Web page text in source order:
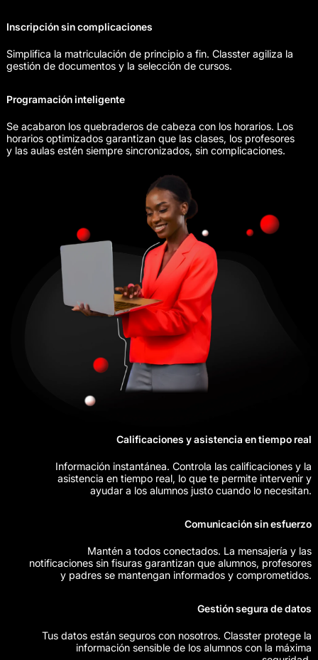
Inscripción sin complicaciones
Simplifica la matriculación de principio a fin. Classter agiliza la
gestión de documentos y la selección de cursos.
Programación inteligente
Se acabaron los quebraderos de cabeza con los horarios. Los
horarios optimizados garantizan que las clases, los profesores
y las aulas estén siempre sincronizados, sin complicaciones.
Calificaciones y asistencia en tiempo real
Información instantánea. Controla las calificaciones y la
asistencia en tiempo real, lo que te permite intervenir y
ayudar a los alumnos justo cuando lo necesitan.
Comunicación sin esfuerzo
Mantén a todos conectados. La mensajería y las
notificaciones sin fisuras garantizan que alumnos, profesores
y padres se mantengan informados y comprometidos.
Gestión segura de datos
Tus datos están seguros con nosotros. Classter protege la
información sensible de los alumnos con la máxima